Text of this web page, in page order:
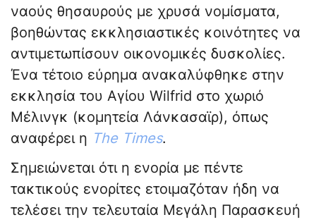
ναούς θησαυρούς με χρυσά νομίσματα,
βοηθώντας εκκλησιαστικές κοινότητες να
αντιμετωπίσουν οικονομικές δυσκολίες.
Ένα τέτοιο εύρημα ανακαλύφθηκε στην
εκκλησία του Αγίου Wilfrid στο χωριό
Μέλινγκ (κομητεία Λάνκασαϊρ), όπως
αναφέρει η The Times.
Σημειώνεται ότι η ενορία με πέντε
τακτικούς ενορίτες ετοιμαζόταν ήδη να
τελέσει την τελευταία Μεγάλη Παρασκευή